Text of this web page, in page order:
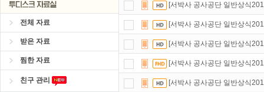
전체 자료
받은 자료
찜한 자료
친구 관리
[서박사 공사공단 일반상식
[서박사 공사공단 일반상식
[서박사 공사공단 일반상식
[서박사 공사공단 일반상식
[서박사 공사공단 일반상식